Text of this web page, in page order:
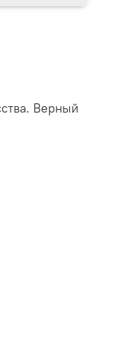
Верный